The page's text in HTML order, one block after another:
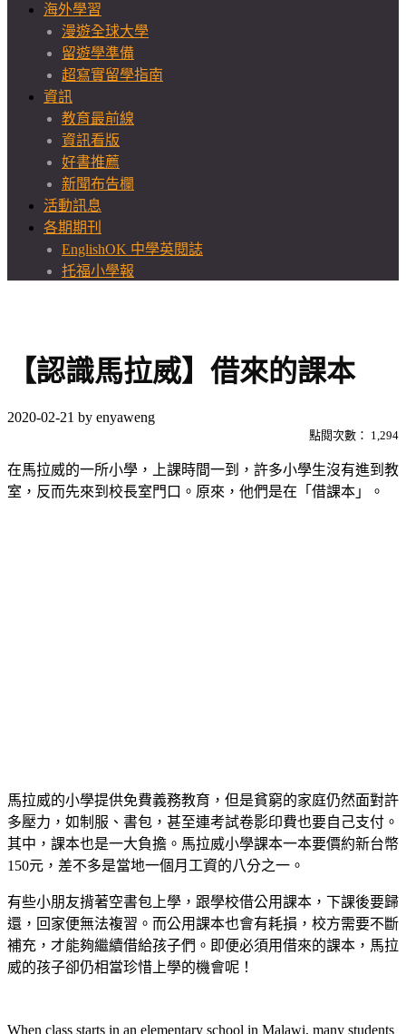
海外學習
漫遊全球大學
留遊學準備
超寫實留學指南
資訊
教育最前線
資訊看版
好書推薦
新聞布告欄
活動訊息
各期期刊
EnglishOK 中學英閱誌
托福小學報
【認識馬拉威】借來的課本
2020-02-21 by enyaweng
點閱次數： 1,294
在馬拉威的一所小學，上課時間一到，許多小學生沒有進到教
室，反而先來到校長室門口。原來，他們是在「借課本」。
馬拉威的小學提供免費義務教育，但是貧窮的家庭仍然面對許
多壓力，如制服、書包，甚至連考試卷影印費也要自己支付。
其中，課本也是一大負擔。馬拉威小學課本一本要價約新台幣
150元，差不多是當地一個月工資的八分之一。
有些小朋友揹著空書包上學，跟學校借公用課本，下課後要歸
還，回家便無法複習。而公用課本也會有耗損，校方需要不斷
補充，才能夠繼續借給孩子們。即便必須用借來的課本，馬拉
威的孩子卻仍相當珍惜上學的機會呢！
When class starts in an elementary school in Malawi, many students